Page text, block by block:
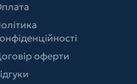
оферти